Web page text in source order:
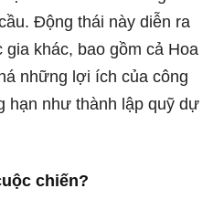
Động thái này diễn ra
khác, bao gồm cả Hoa
những lợi ích của công
hạn như thành lập quỹ dự
chiến?